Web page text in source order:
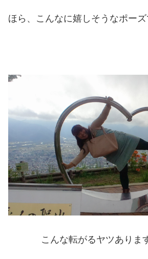
ほら、こんなに嬉しそうなポーズ
こんな転がるヤツありま